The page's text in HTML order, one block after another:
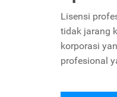
Lisensi
tidak jarang
korporasi
profesional